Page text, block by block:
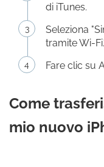
di iTunes.
Seleziona
tramite Wi-
Fare clic su
Come
mio nuovo